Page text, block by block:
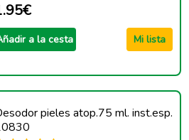
a la cesta Mi lista
pieles atop.75 ml. inst.esp.